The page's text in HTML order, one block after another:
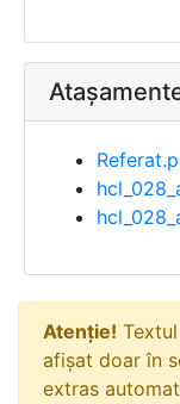
Atenție!
afișat doar în
extras